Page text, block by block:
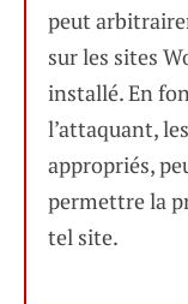
peut
sur les sites
installé. En
l’attaquant,
appropriés,
permettre la
tel site.